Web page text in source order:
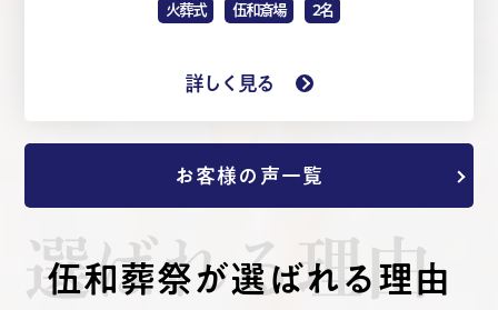
火葬式 伍和斎場 2名
詳しく見る
お客様の声一覧
伍和葬祭が選ばれる理由
選ばれる理由